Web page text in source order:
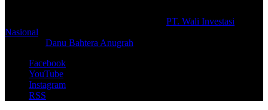
PT. Wali Investasi
Nasional
Danu Bahtera Anugrah
Facebook
YouTube
Instagram
RSS